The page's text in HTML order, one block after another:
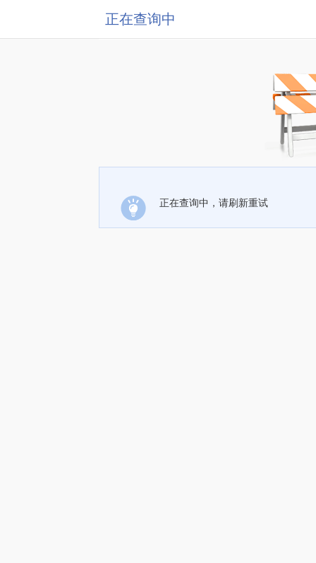
正在查询中
正在查询中，请刷新重试